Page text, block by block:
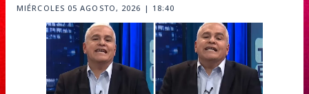
MIÉRCOLES 05 AGOSTO, 2026 | 18:40